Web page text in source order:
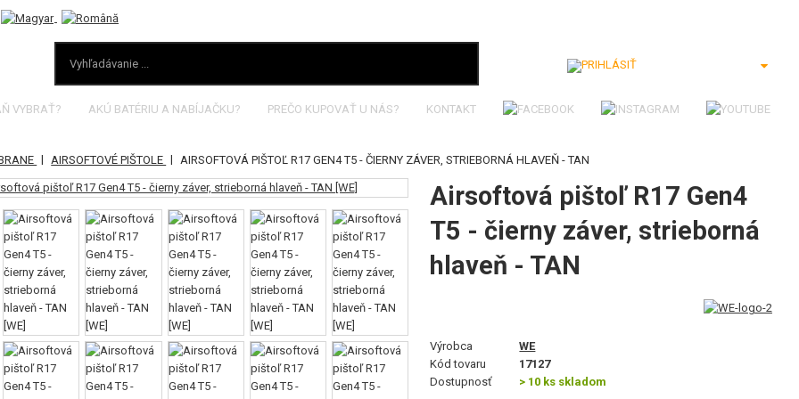
VYBRAŤ? AKÚ BATÉRIU A NABÍJAČKU? PREČO KUPOVAŤ U NÁS? KONTAKT
| AIRSOFTOVÉ PIŠTOLE | AIRSOFTOVÁ PIŠTOĽ R17 GEN4 T5 - ČIERNY ZÁVER, STRIEBORNÁ HLAVEŇ - TAN
Airsoftová pištoľ R17 Gen4
T5 - čierny záver, strieborná
hlaveň - TAN
Výrobca
WE
Kód tovaru
17127
Dostupnosť
> 10 ks skladom